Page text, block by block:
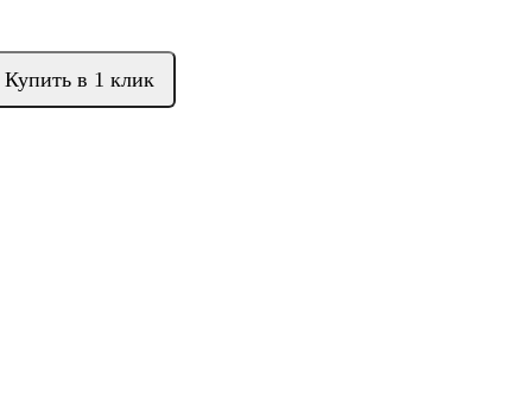
Купить в 1 клик